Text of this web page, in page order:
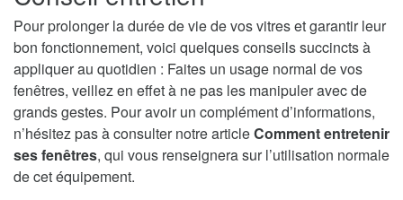
Pour prolonger la durée de vie de vos vitres et garantir leur
bon fonctionnement, voici quelques conseils succincts à
appliquer au quotidien : Faites un usage normal de vos
fenêtres, veillez en effet à ne pas les manipuler avec de
grands gestes. Pour avoir un complément d’informations,
n’hésitez pas à consulter notre articleComment entretenir
ses fenêtres, qui vous renseignera sur l’utilisation normale
de cet équipement.